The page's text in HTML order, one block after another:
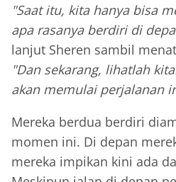
"Saat itu, kita hanya bisa
apa rasanya berdiri di
lanjut Sheren sambil
"Dan sekarang, lihatlah
akan memulai perjalanan
Mereka berdua berdiri
momen ini. Di depan
mereka impikan kini ada